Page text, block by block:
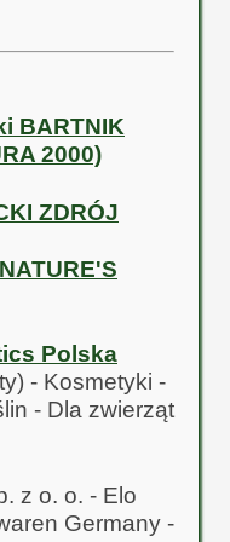
BARTNIK
2000)
ZDRÓJ
Polska
- Kosmetyki -
- Dla zwierząt
z o. o. - Elo
Germany -